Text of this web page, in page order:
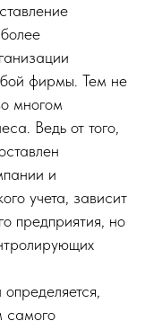
фирмы. Тем не
многом
Ведь от того,
и
учета, зависит
предприятия, но
самого